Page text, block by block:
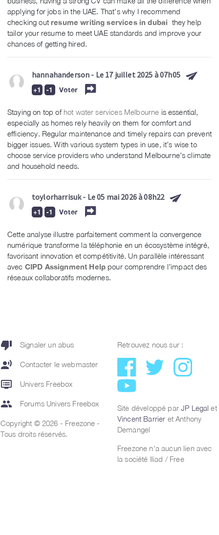
applying for jobs in the UAE. That’s why I recommend
checking outresume writing services in dubai they help
tailor your resume to meet UAE standards and improve your
chances of getting hired.
hannahanderson - Le 17 juillet 2025 à 07h05
Voter
Staying on top of hot water services Melbourne is essential,
especially as homes rely heavily on them for comfort and
efficiency. Regular maintenance and timely repairs can prevent
bigger issues. With various system types in use, it’s wise to
choose service providers who understand Melbourne’s climate
and household needs.
toylorharrisuk- Le 05 mai 2026 à 08h22
Voter
Cette analyse illustre parfaitement comment la convergence
numérique transforme la téléphonie en un écosystème intégré,
favorisant innovation et compétitivité. Un parallèle intéressant
avec CIPD Assignment Help pour comprendre l’impact des
réseaux collaboratifs modernes.
thumb_down Signaler un abus
record_voice_over Contacter le webmaster
dvr Univers Freebox
group Forums Univers Freebox
Copyright © 2026 - Freezone -
Tous droits réservés.
Retrouvez nous sur :
Site développé parJP Legal et
Vincent Barrier et Anthony
Demangel
Freezone n'a aucun lien avec
la société Iliad / Free